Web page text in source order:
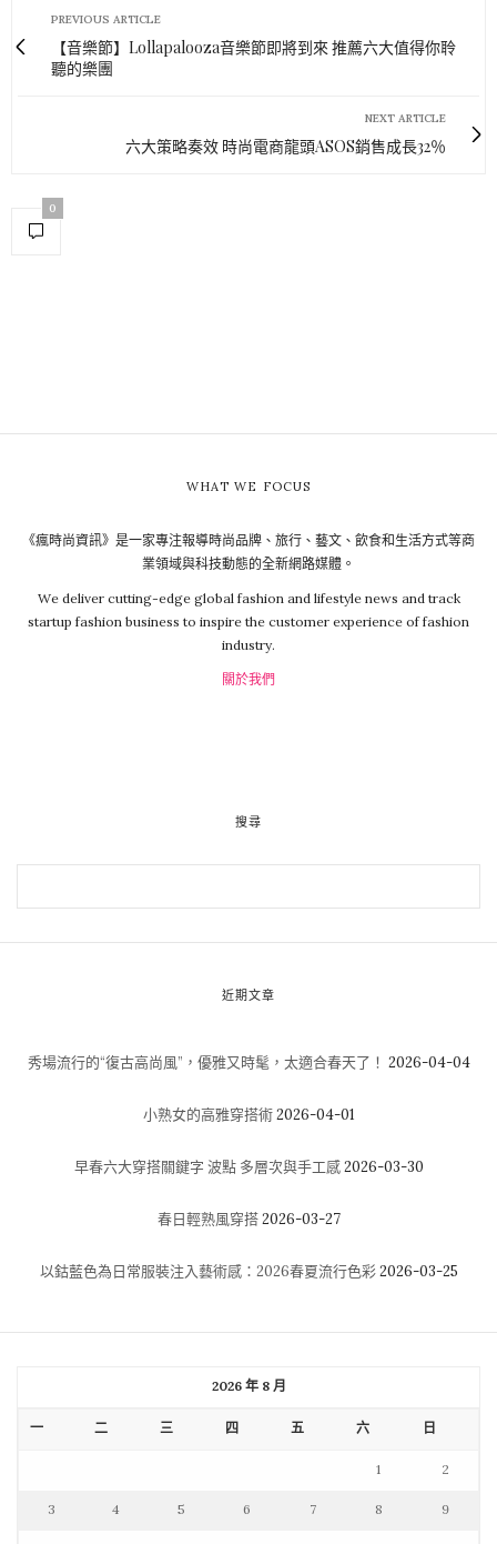
PREVIOUS ARTICLE
【音樂節】Lollapalooza音樂節即將到來 推薦六大值得你聆
聽的樂團
NEXT ARTICLE
六大策略奏效 時尚電商龍頭ASOS銷售成長32％
0
WHAT WE FOCUS
《瘋時尚資訊》是一家專注報導時尚品牌、旅行、藝文、飲食和生活方式等商
業領域與科技動態的全新網路媒體。
We deliver cutting-edge global fashion and lifestyle news and track
startup fashion business to inspire the customer experience of fashion
industry.
關於我們
搜尋
近期文章
秀場流行的“復古高尚風”，優雅又時髦，太適合春天了！ 2026-04-04
小熟女的高雅穿搭術 2026-04-01
早春六大穿搭關鍵字 波點 多層次與手工感 2026-03-30
春日輕熟風穿搭 2026-03-27
以鈷藍色為日常服裝注入藝術感：2026春夏流行色彩 2026-03-25
2026 年 8 月
一 二 三 四 五 六 日
1 2
3 4 5 6 7 8 9